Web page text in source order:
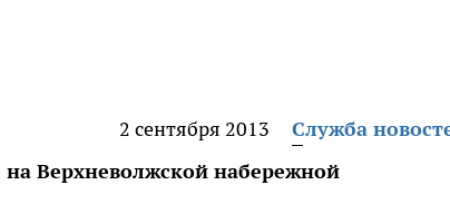
2 сентября 2013
Служба
на Верхневолжской набережной